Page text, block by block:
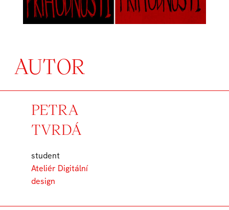
AUTOR
PETRA
TVRDÁ
student
Ateliér Digitální
design